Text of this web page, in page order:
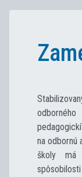
na odbornú
školy má